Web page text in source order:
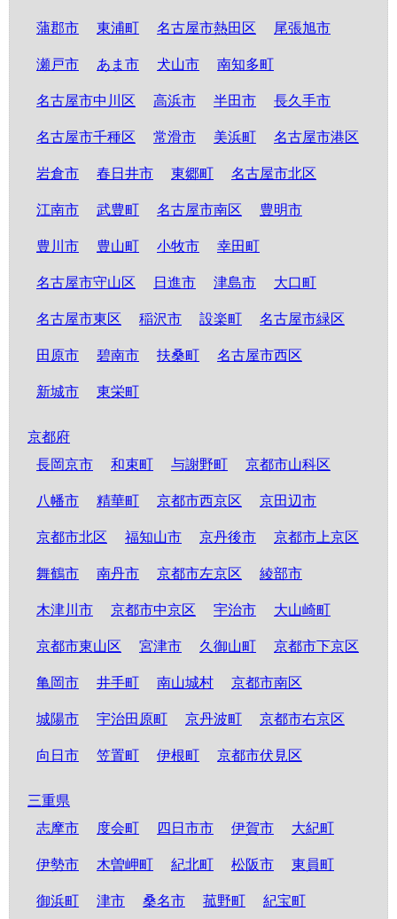
蒲郡市 東浦町 名古屋市熱田区 尾張旭市
瀬戸市 あま市 犬山市 南知多町
名古屋市中川区 高浜市 半田市 長久手市
名古屋市千種区 常滑市 美浜町 名古屋市港区
岩倉市 春日井市 東郷町 名古屋市北区
江南市 武豊町 名古屋市南区 豊明市
豊川市 豊山町 小牧市 幸田町
名古屋市守山区 日進市 津島市 大口町
名古屋市東区 稲沢市 設楽町 名古屋市緑区
田原市 碧南市 扶桑町 名古屋市西区
新城市 東栄町
京都府
長岡京市
和束町 与謝野町 京都市山科区
八幡市 精華町 京都市西京区 京田辺市
京都市北区 福知山市 京丹後市 京都市上京区
舞鶴市 南丹市 京都市左京区 綾部市
木津川市 京都市中京区 宇治市 大山崎町
京都市東山区 宮津市 久御山町 京都市下京区
亀岡市 井手町 南山城村 京都市南区
城陽市 宇治田原町 京丹波町 京都市右京区
向日市 笠置町 伊根町 京都市伏見区
三重県
志摩市
度会町 四日市市 伊賀市 大紀町
伊勢市 木曽岬町 紀北町 松阪市 東員町
御浜町 津市 桑名市 菰野町 紀宝町